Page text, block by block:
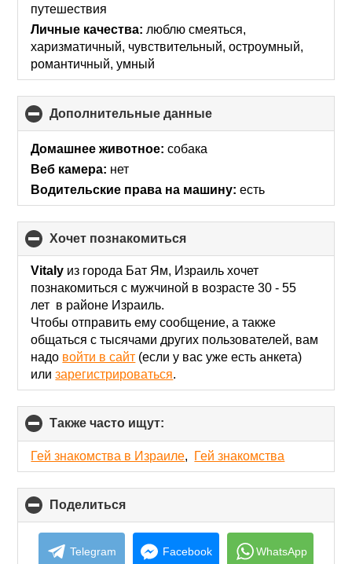
путешествия
Личные качества: люблю смеяться,
харизматичный, чувствительный, остроумный,
романтичный, умный
Дополнительные данные
to
Домашнее животное: собака
Веб камера: нет
Водительские права на машину: есть
хочет познакомиться
to
collapse
contents
Vitaly из города Бат Ям, Израиль хочет
познакомиться с мужчиной в возрасте 30 - 55
лет в районе Израиль.
Чтобы отправить ему сообщение, а также
общаться с тысячами других пользователей, вам
надо войти в сайт (если у вас уже есть анкета)
илизарегистрироваться.
Также часто ищут:
to
collapse
contents
Гей знакомства в Израиле, Гей знакомства
Поделиться
to
collapse
contents
Telegram Facebook WhatsApp